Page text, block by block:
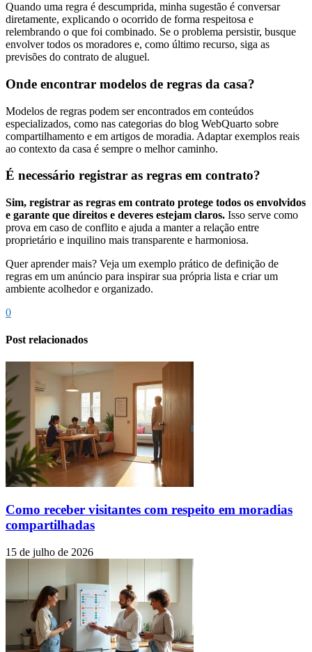
Quando uma regra é descumprida, minha sugestão é conversar
diretamente, explicando o ocorrido de forma respeitosa e
relembrando o que foi combinado. Se o problema persistir, busque
envolver todos os moradores e, como último recurso, siga as
previsões do contrato de aluguel.
Onde encontrar modelos de regras da casa?
Modelos de regras podem ser encontrados em conteúdos
especializados, como nas categorias do blog WebQuarto sobre
compartilhamento e em artigos de moradia. Adaptar exemplos reais
ao contexto da casa é sempre o melhor caminho.
É necessário registrar as regras em contrato?
Sim, registrar as regras em contrato protege todos os envolvidos
e garante que direitos e deveres estejam claros. Isso serve como
prova em caso de conflito e ajuda a manter a relação entre
proprietário e inquilino mais transparente e harmoniosa.
Quer aprender mais? Veja um exemplo prático de definição de
regras em um anúncio para inspirar sua própria lista e criar um
ambiente acolhedor e organizado.
0
Post relacionados
Como receber visitantes com respeito em moradias
compartilhadas
15 de julho de 2026